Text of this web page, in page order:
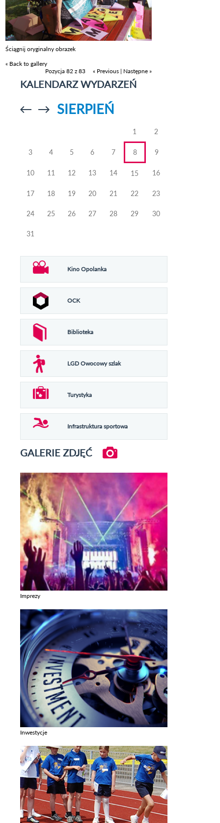
Ściągnij oryginalny obrazek
« Back to gallery
Pozycja 82 z 83
« Previous | Następne »
KALENDARZ WYDARZEŃ
Przejdź doPrzejdź do
SIERPIEŃ
1 2
3 4 5 6 7 8 9
10 11 12 13 14 15 16
17 18 19 20 21 22 23
24 25 26 27 28 29 30
31
Kino Opolanka
OCK
Biblioteka
LGD Owocowy szlak
Turystyka
Infrastruktura sportowa
GALERIE ZDJĘĆ
Imprezy
Inwestycje